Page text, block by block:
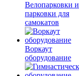
Велопарковки и
парковки для
самокатов
Воркаут
оборудование